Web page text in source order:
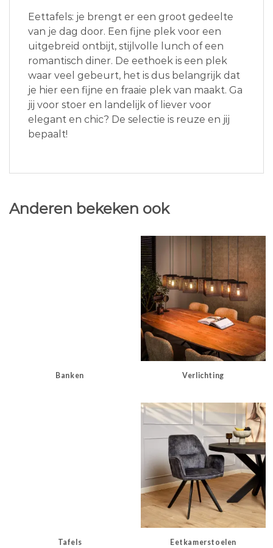
Eettafels: je brengt er een groot gedeelte
van je dag door. Een fijne plek voor een
uitgebreid ontbijt, stijlvolle lunch of een
romantisch diner. De eethoek is een plek
waar veel gebeurt, het is dus belangrijk dat
je hier een fijne en fraaie plek van maakt. Ga
jij voor stoer en landelijk of liever voor
elegant en chic? De selectie is reuze en jij
bepaalt!
Anderen bekeken ook
Banken Verlichting
Tafels Eetkamerstoelen